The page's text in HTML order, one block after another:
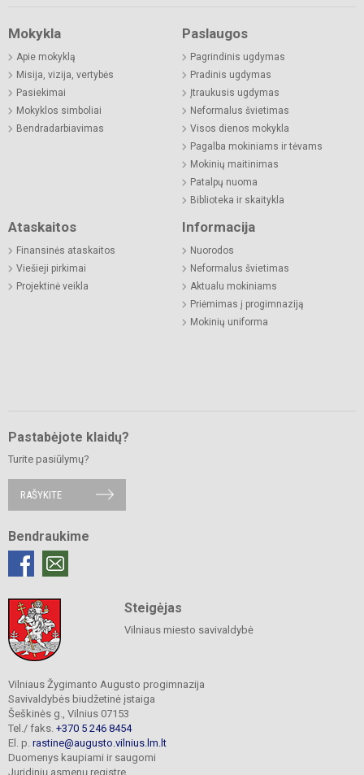
Mokykla
Apie mokyklą
Misija, vizija, vertybės
Pasiekimai
Mokyklos simboliai
Bendradarbiavimas
Paslaugos
Pagrindinis ugdymas
Pradinis ugdymas
Įtraukusis ugdymas
Neformalus švietimas
Visos dienos mokykla
Pagalba mokiniams ir tėvams
Mokinių maitinimas
Patalpų nuoma
Biblioteka ir skaitykla
Ataskaitos
Finansinės ataskaitos
Viešieji pirkimai
Projektinė veikla
Informacija
Nuorodos
Neformalus švietimas
Aktualu mokiniams
Priėmimas į progimnaziją
Mokinių uniforma
Pastabėjote klaidų?
Turite pasiūlymų?
RAŠYKITE
Bendraukime
Steigėjas
Vilniaus miesto savivaldybė
Vilniaus Žygimanto Augusto progimnazija
Savivaldybės biudžetinė įstaiga
Šeškinės g., Vilnius 07153
Tel./ faks. +370 5 246 8454
El. p. rastine@augusto.vilnius.lm.lt
Duomenys kaupiami ir saugomi
Juridinių asmenų registre